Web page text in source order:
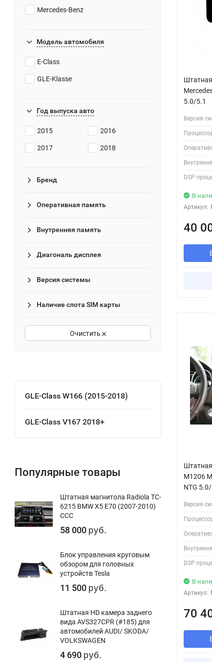
Mercedes-Benz
Модель автомобиля
E-Class
GLE-Klasse
Год выпуска авто
2015 2016
2017 2018
Бренд
Оперативная память
Внутренняя память
Диагональ дисплея
Версия системы
Наличие слота SIM карты
Очистить
GLE-Class W166 (2015-2018)
GLE-Class V167 2018+
Популярные товары
Штатная магнитола Radiola TC-
6215 BMW X5 E70 (2007-2010)
CCC
58 000 руб.
Блок управления круговым
обзором для головных
устройств Tesla
11 500 руб.
Штатная HD камера заднего
вида AVS327CPR (#185) для
автомобилей AUDI/ SKODA/
VOLKSWAGEN
4 690 руб.
5.0/5.1
Версия
DSP
В
Артикул:
40
M1206
NTG
Версия
DSP
В
Артикул:
70